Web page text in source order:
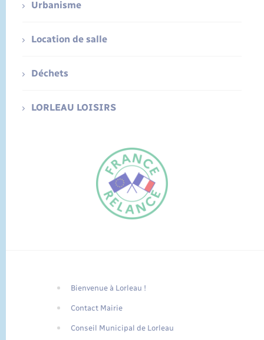
Traduction du
FR
Urbanisme
Location de salle
Déchets
LORLEAU LOISIRS
Bienvenue à Lorleau !
Contact Mairie
Conseil Municipal de Lorleau